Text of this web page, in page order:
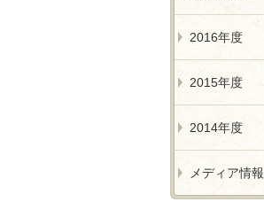
2016年度
2015年度
2014年度
メディア情報